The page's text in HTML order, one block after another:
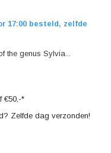
17:00 besteld, zelfde
the genus Sylvia...
€50,-*
Zelfde dag verzonden!